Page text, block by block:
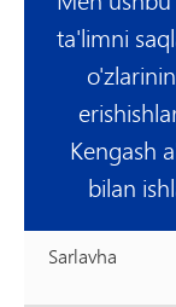
ta'limni
Kengash
bilan
Sarlavha